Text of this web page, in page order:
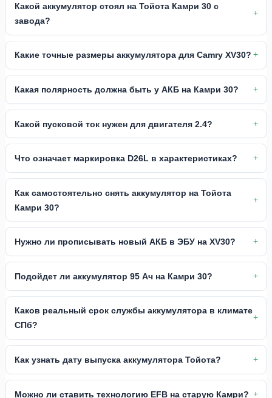
Какой аккумулятор стоял на Тойота Камри 30 с
завода?
Какие точные размеры аккумулятора для Camry XV30?
Какая полярность должна быть у АКБ на Камри 30?
Какой пусковой ток нужен для двигателя 2.4?
Что означает маркировка D26L в характеристиках?
Как самостоятельно снять аккумулятор на Тойота
Камри 30?
Нужно ли прописывать новый АКБ в ЭБУ на XV30?
Подойдет ли аккумулятор 95 Ач на Камри 30?
Каков реальный срок службы аккумулятора в климате
СПб?
Как узнать дату выпуска аккумулятора Тойота?
Можно ли ставить технологию EFB на старую Камри?